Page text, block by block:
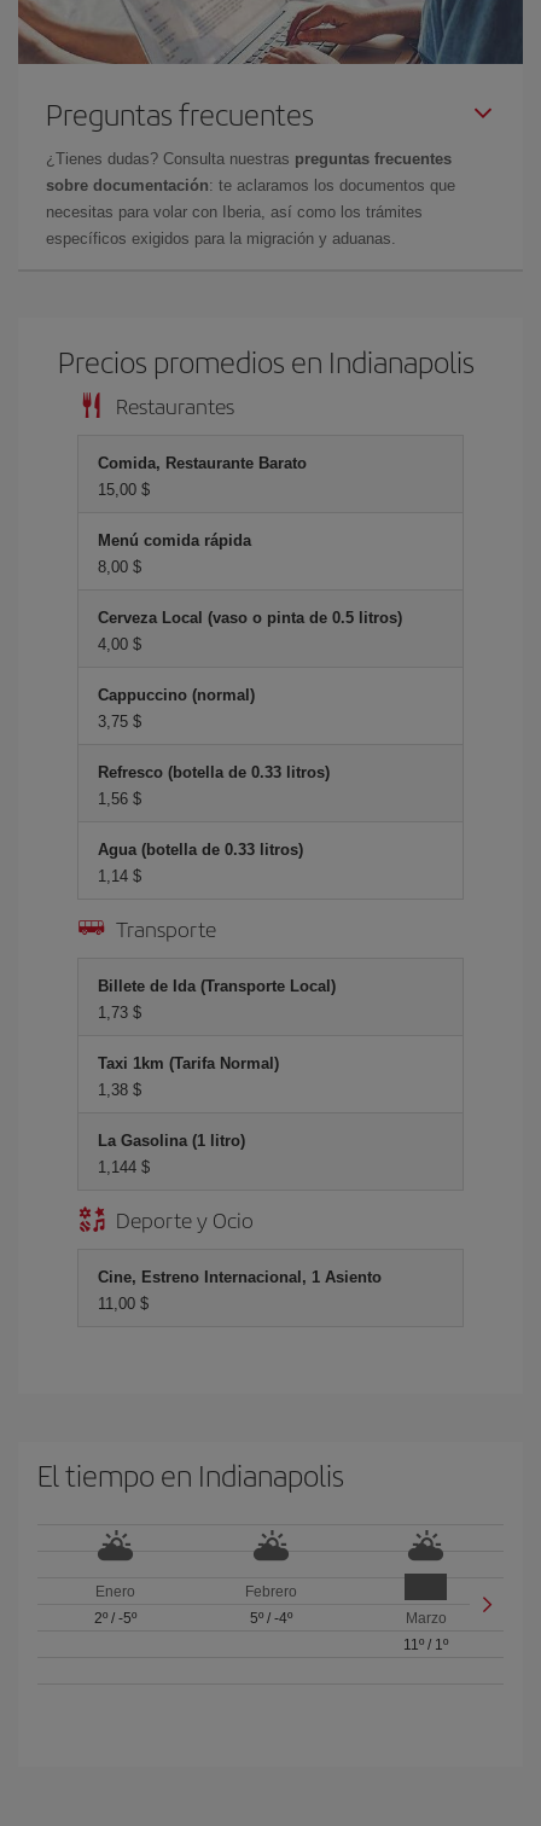
Preguntas frecuentes
¿Tienes dudas? Consulta nuestras preguntas frecuentes
sobre documentación: te aclaramos los documentos que
necesitas para volar con Iberia, así como los trámites
específicos exigidos para la migración y aduanas.
Precios promedios en Indianapolis
Restaurantes
Comida, Restaurante Barato
15,00 $
Menú comida rápida
8,00 $
Cerveza Local (vaso o pinta de 0.5 litros)
4,00 $
Cappuccino (normal)
3,75 $
Refresco (botella de 0.33 litros)
1,56 $
Agua (botella de 0.33 litros)
1,14 $
Transporte
Billete de Ida (Transporte Local)
1,73 $
Taxi 1km (Tarifa Normal)
1,38 $
La Gasolina (1 litro)
1,144 $
Deporte y Ocio
Cine, Estreno Internacional, 1 Asiento
11,00 $
El tiempo en Indianapolis
Enero
2º/ -5º
Febrero
5º/ -4º
Marzo
11º / 1º